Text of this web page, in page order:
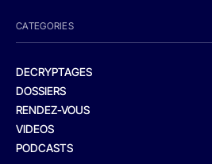
CATEGORIES
DECRYPTAGES
DOSSIERS
RENDEZ-VOUS
VIDEOS
PODCASTS